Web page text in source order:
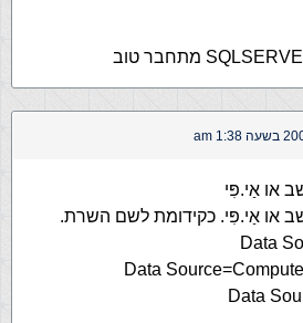
או אַי.פִּי
או אַי.פִּי. כקידומת לשם השרת.